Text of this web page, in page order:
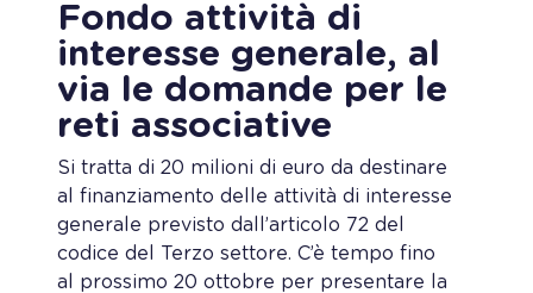
Fondo attività di
interesse generale, al
via le domande per le
reti associative
Si tratta di 20 milioni di euro da destinare
al finanziamento delle attività di interesse
generale previsto dall’articolo 72 del
codice del Terzo settore. C’è tempo fino
al prossimo 20 ottobre per presentare la